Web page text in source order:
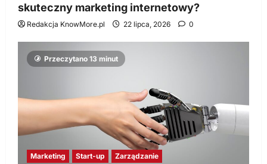
skuteczny marketing internetowy?
Redakcja KnowMore.pl 22 lipca, 2026 0
Przeczytano 13 minut
Marketing Start-up Zarządzanie